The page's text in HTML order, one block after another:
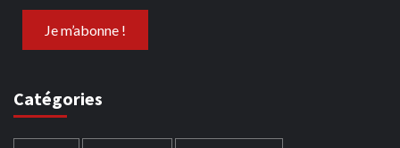
Catégories